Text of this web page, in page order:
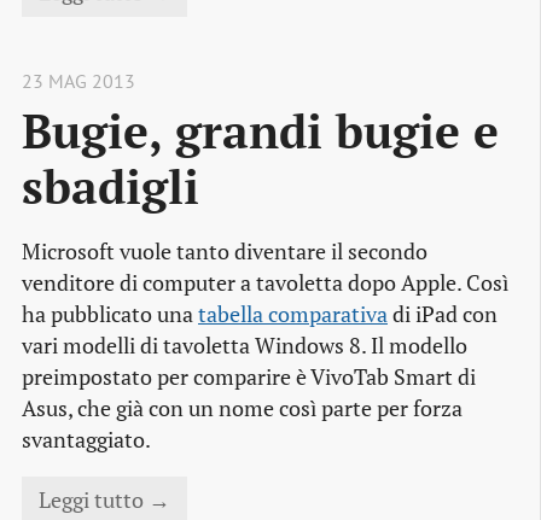
23 MAG 2013
Bugie, grandi bugie e
sbadigli
Microsoft vuole tanto diventare il secondo
venditore di computer a tavoletta dopo Apple. Così
ha pubblicato unatabella comparativadi iPad con
vari modelli di tavoletta Windows 8. Il modello
preimpostato per comparire è VivoTab Smart di
Asus, che già con un nome così parte per forza
svantaggiato.
Leggi tutto →